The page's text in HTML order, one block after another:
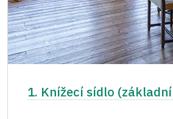
1. Knížecí sídlo